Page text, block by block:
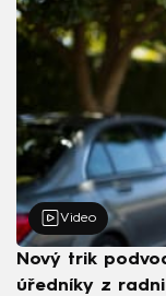
Video
Nový trik
úředníky z